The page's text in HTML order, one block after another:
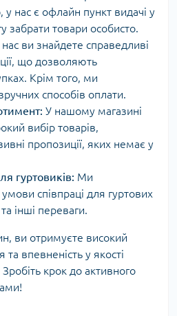
у нас є офлайн пункт видачі у
забрати товари особисто.
ви знайдете справедливі
що дозволяють
Крім того, ми
способів оплати.
У нашому магазині
вибір товарів,
пропозиції, яких немає у
гуртовиків: Ми
співпраці для гуртових
інші переваги.
ви отримуєте високий
та впевненість у якості
крок до активного